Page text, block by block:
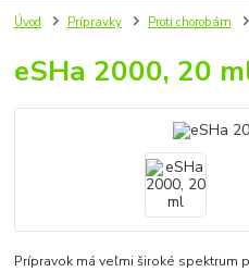
Úvod Prípravky Proti chorobám
eSHa 2000, 20
Prípravok má veľmi široké spektrum